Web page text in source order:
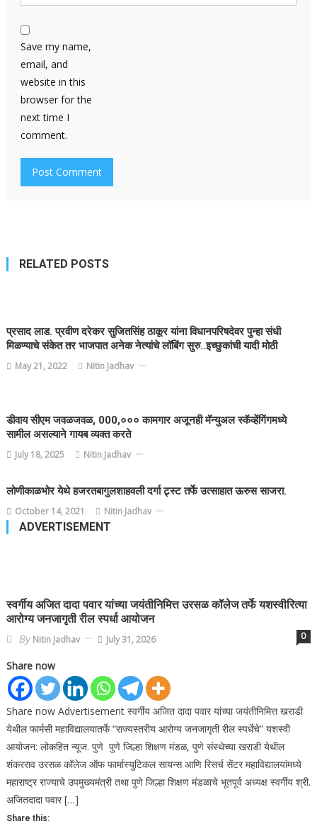
Save my name,
email, and
website in this
browser for the
next time I
comment.
RELATED POSTS
प्रसाद लाड. प्रवीण दरेकर सुजितसिंह ठाकूर यांना विधानपरिषदेवर पुन्हा संधी
मिळण्याचे संकेत तर भाजपात अनेक नेत्यांचे लॉबिंग सुरु..इच्छुकांची यादी मोठी
May 21, 2022 Nitin Jadhav
डीवाय सीएम जवळजवळ, 000,००० कामगार अजूनही मॅन्युअल स्कॅव्हेंगिंगमध्ये
सामील असल्याने गायब व्यक्त करते
July 18, 2025 Nitin Jadhav
लोणीकाळभोर येथे हजरतबागुलशाहवली दर्गा ट्र्स्ट तर्फे उत्साहात ऊरुस साजरा.
October 14, 2021 Nitin Jadhav
ADVERTISEMENT
स्वर्गीय अजित दादा पवार यांच्या जयंतीनिमित्त उरसळ कॉलेज तर्फे यशस्वीरित्या
आरोग्य जनजागृती रील स्पर्धा आयोजन
ByNitin Jadhav July 31, 2026 0
Share now
Share now Advertisement स्वर्गीय अजित दादा पवार यांच्या जयंतीनिमित्त खराडी
येथील फार्मसी महाविद्यालयातर्फे “राज्यस्तरीय आरोग्य जनजागृती रील स्पर्धेचे” यशस्वी
आयोजन: लोकहित न्यूज. पुणे पुणे जिल्हा शिक्षण मंडळ, पुणे संस्थेच्या खराडी येथील
शंकरराव उरसळ कॉलेज ऑफ फार्मास्युटिकल सायन्स आणि रिसर्च सेंटर महाविद्यालयांमध्ये
महाराष्ट्र राज्याचे उपमुख्यमंत्री तथा पुणे जिल्हा शिक्षण मंडळाचे भूतपूर्व अध्यक्ष स्वर्गीय श्री.
अजितदादा पवार […]
Share this: